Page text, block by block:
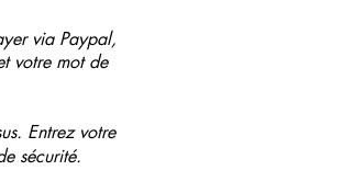
via Paypal,
votre mot de
Entrez votre
sécurité.